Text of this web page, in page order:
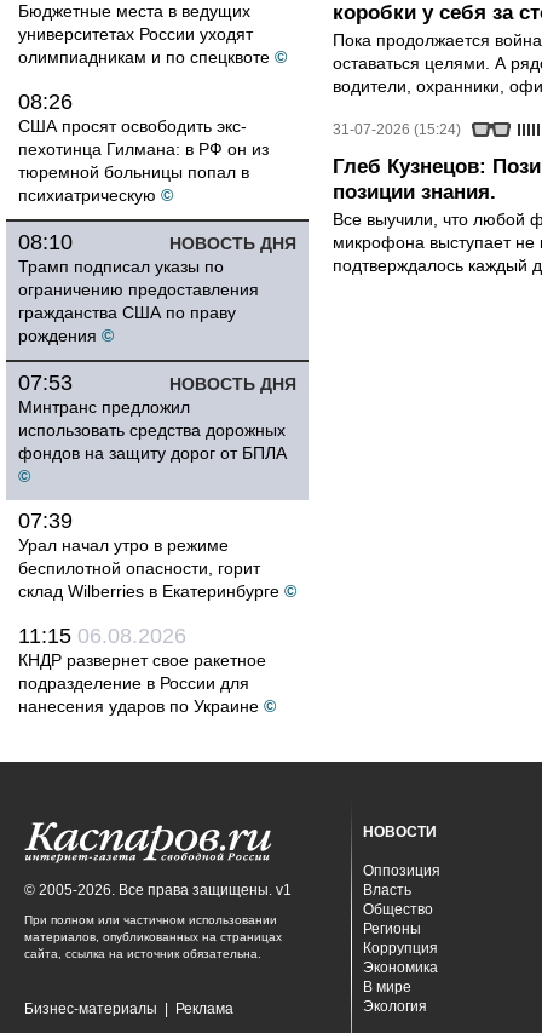
Бюджетные места в ведущих
университетах России уходят
олимпиадникам и по спецквоте ©
08:26
США просят освободить экс-
пехотинца Гилмана: в РФ он из
тюремной больницы попал в
психиатрическую ©
НОВОСТЬ ДНЯ
08:10
Трамп подписал указы по
ограничению предоставления
гражданства США по праву
рождения ©
НОВОСТЬ ДНЯ
07:53
Минтранс предложил
использовать средства дорожных
фондов на защиту дорог от БПЛА
©
07:39
Урал начал утро в режиме
беспилотной опасности, горит
склад Wilberries в Екатеринбурге ©
11:15 06.08.2026
КНДР развернет свое ракетное
подразделение в России для
нанесения ударов по Украине ©
коробки у себя за
Пока продолжается
оставаться целями. А
водители, охранники,
31-07-2026 (15:24)
Глеб Кузнецов:
позиции знания.
Все выучили, что любой
микрофона выступает не
подтверждалось каждый
© 2005-2026. Все права защищены. v1
При полном или частичном использовании
материалов, опубликованных на страницах
сайта, ссылка на источник обязательна.
Бизнес-материалы Реклама
НОВОСТИ
Оппозиция
Власть
Общество
Регионы
Коррупция
Экономика
В мире
Экология